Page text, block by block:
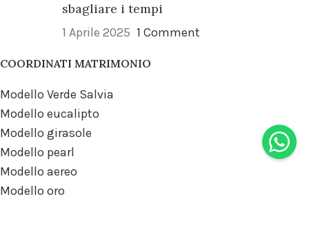
sbagliare i tempi
1 Aprile 2025 1 Comment
COORDINATI MATRIMONIO
Modello Verde Salvia
Modello eucalipto
Modello girasole
Modello pearl
Modello aereo
Modello oro